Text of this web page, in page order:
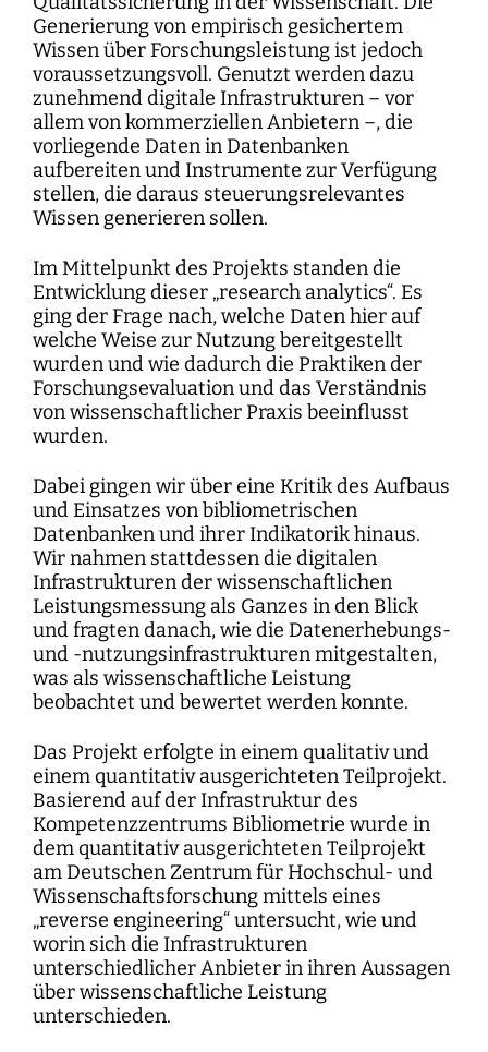
Generierung von empirisch gesichertem
Wissen über Forschungsleistung ist jedoch
voraussetzungsvoll. Genutzt werden dazu
zunehmend digitale Infrastrukturen – vor
allem von kommerziellen Anbietern –, die
vorliegende Daten in Datenbanken
aufbereiten und Instrumente zur Verfügung
stellen, die daraus steuerungsrelevantes
Wissen generieren sollen.
Im Mittelpunkt des Projekts standen die
Entwicklung dieser „research analytics“. Es
ging der Frage nach, welche Daten hier auf
welche Weise zur Nutzung bereitgestellt
wurden und wie dadurch die Praktiken der
Forschungsevaluation und das Verständnis
von wissenschaftlicher Praxis beeinflusst
wurden.
Dabei gingen wir über eine Kritik des Aufbaus
und Einsatzes von bibliometrischen
Datenbanken und ihrer Indikatorik hinaus.
Wir nahmen stattdessen die digitalen
Infrastrukturen der wissenschaftlichen
Leistungsmessung als Ganzes in den Blick
und fragten danach, wie die Datenerhebungs-
und -nutzungsinfrastrukturen mitgestalten,
was als wissenschaftliche Leistung
beobachtet und bewertet werden konnte.
Das Projekt erfolgte in einem qualitativ und
einem quantitativ ausgerichteten Teilprojekt.
Basierend auf der Infrastruktur des
Kompetenzzentrums Bibliometrie wurde in
dem quantitativ ausgerichteten Teilprojekt
am Deutschen Zentrum für Hochschul- und
Wissenschaftsforschung mittels eines
„reverse engineering“ untersucht, wie und
worin sich die Infrastrukturen
unterschiedlicher Anbieter in ihren Aussagen
über wissenschaftliche Leistung
unterschieden.